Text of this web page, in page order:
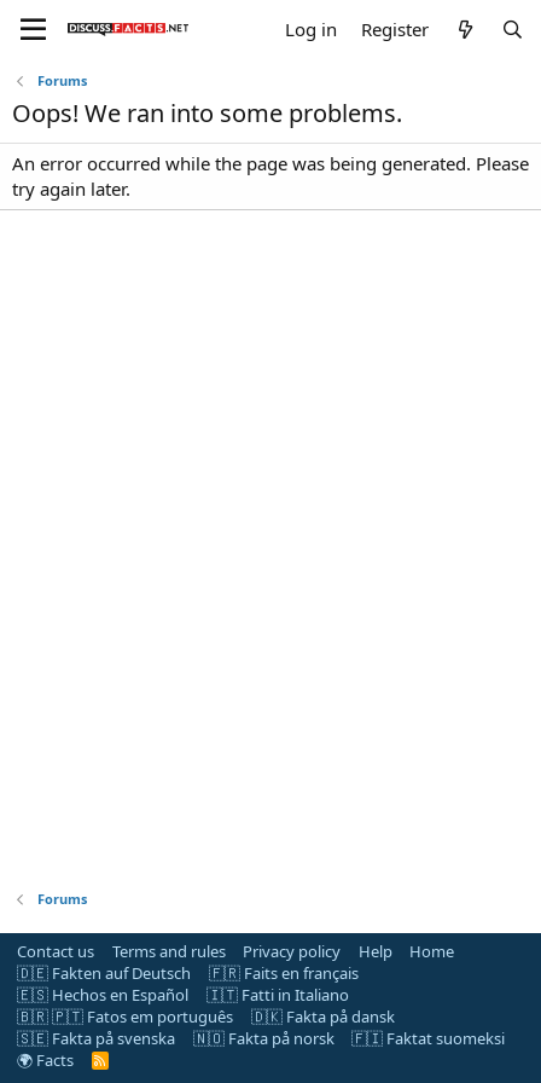
Log in Register
Forums
Oops! We ran into some problems.
An error occurred while the page was being generated. Please
try again later.
Forums
Contact us Terms and rules Privacy policy Help
Home
🇩🇪 Fakten auf Deutsch
🇫🇷 Faits en français
🇪🇸 Hechos en Español
🇮🇹 Fatti in Italiano
🇧🇷 🇵🇹 Fatos em português
🇩🇰 Fakta på dansk
🇸🇪 Fakta på svenska
🇳🇴 Fakta på norsk
🇫🇮 Faktat suomeksi
🌍 Facts
R